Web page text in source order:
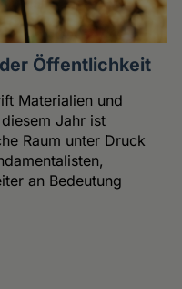
Öffentlichkeit
Materialien und
Jahr ist
Raum unter Druck
an Bedeutung